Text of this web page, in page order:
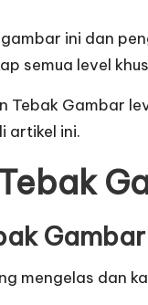
ini dan
semua level
Tebak Gambar
artikel ini.
Gambar
mengelas dan